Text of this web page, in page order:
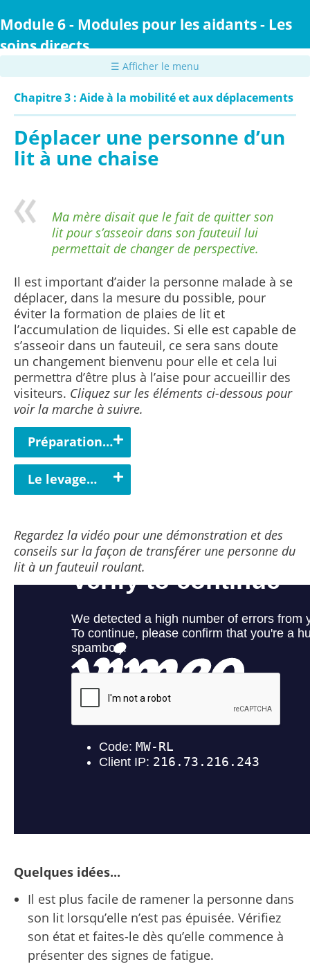
au
principal
Module 6 - Modules pour les aidants - Les
soins directs
☰ Afficher le menu
Chapitre 3 : Aide à la mobilité et aux déplacements
Déplacer une personne d’un
lit à une chaise
Ma mère disait que le fait de quitter son
lit pour s’asseoir dans son fauteuil lui
permettait de changer de perspective.
Il est important d’aider la personne malade à se
déplacer, dans la mesure du possible, pour
éviter la formation de plaies de lit et
l’accumulation de liquides. Si elle est capable de
s’asseoir dans un fauteuil, ce sera sans doute
un changement bienvenu pour elle et cela lui
permettra d’être plus à l’aise pour accueillir des
visiteurs. Cliquez sur les éléments ci-dessous pour
voir la marche à suivre.
Préparation…
Le levage…
Regardez la vidéo pour une démonstration et des
conseils sur la façon de transférer une personne du
lit à un fauteuil roulant.
Quelques idées...
Il est plus facile de ramener la personne dans
son lit lorsqu’elle n’est pas épuisée. Vérifiez
son état et faites-le dès qu’elle commence à
présenter des signes de fatigue.